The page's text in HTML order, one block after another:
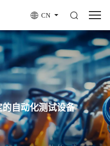
CN
自动化测试设备